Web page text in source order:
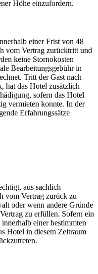
Höhe einzufordern.
einer Frist von 48
vom Vertrag zurücktritt und
keine Stornokosten
Bearbeitungsgebühr in
Tritt der Gast nach
hat das Hotel zusätzlich
sofern das Hotel
vermieten konnte. In der
Erfahrungssätze
aus sachlich
vom Vertrag zurück zu
oder wenn andere Gründe
zu erfüllen. Sofern ein
einer bestimmten
Hotel in diesem Zeitraum